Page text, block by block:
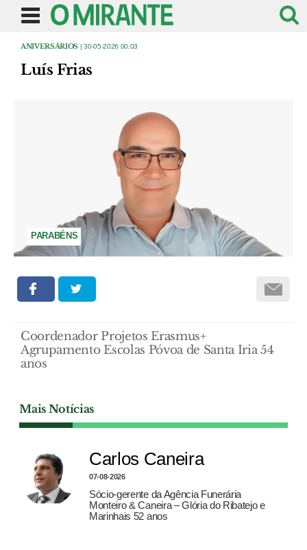
ANIVERSÁRIOS | 30-05-2026 00:03
Luís Frias
PARABÉNS
Coordenador Projetos Erasmus+
Agrupamento Escolas Póvoa de Santa Iria 54
anos
Mais Notícias
Carlos Caneira
07-08-2026
Sócio-gerente da Agência Funerária
Monteiro & Caneira – Glória do Ribatejo e
Marinhais 52 anos